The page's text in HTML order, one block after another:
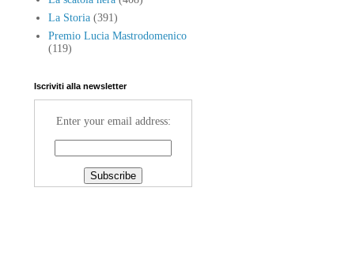
La Storia (391)
Premio Lucia Mastrodomenico
(119)
Iscriviti alla newsletter
Enter your email address: